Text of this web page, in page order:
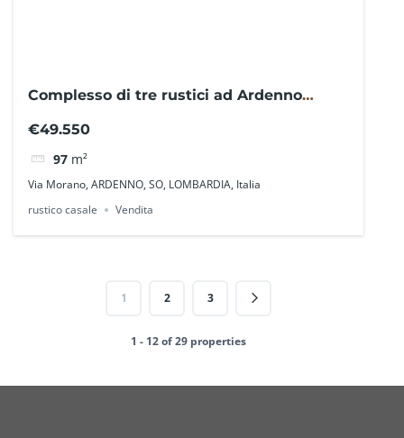
Complesso di tre rustici ad Ardenno
€49.550
97 m²
Via Morano, ARDENNO, SO, LOMBARDIA, Italia
rustico casale
Vendita
1 2 3
1 - 12 of 29 properties